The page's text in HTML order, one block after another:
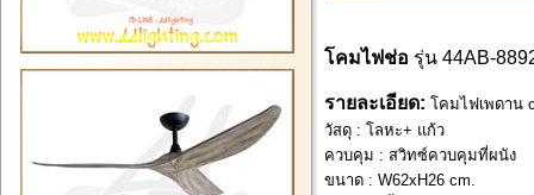
โคมไฟช่อ รุ่น 44AB-
รายละเอียด: โคมไฟเพดาน
วัสดุ : โลหะ+ แก้ว
ควบคุม : สวิทซ์ควบคุมที่ผนัง
ขนาด : W62xH26 cm.